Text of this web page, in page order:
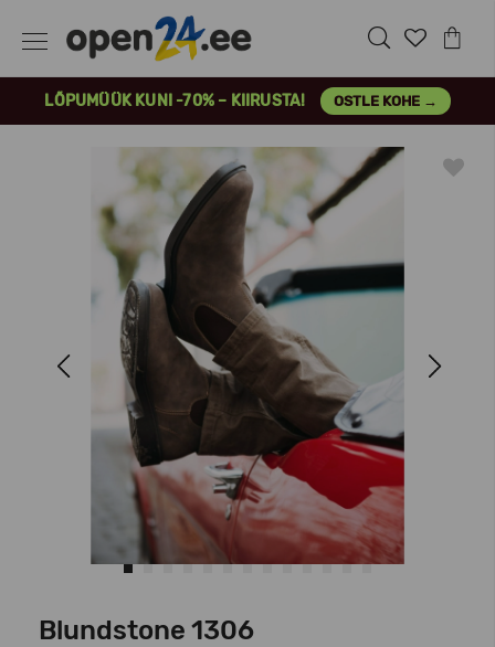
LÕPUMÜÜK KUNI -70% – KIIRUSTA! OSTLE KOHE →
Previous Next
Blundstone 1306